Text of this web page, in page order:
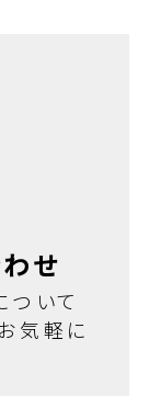
せ
ついて
気軽に